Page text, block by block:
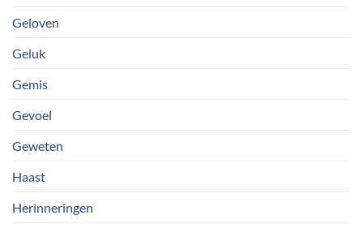
Geloven
Geluk
Gemis
Gevoel
Geweten
Haast
Herinneringen